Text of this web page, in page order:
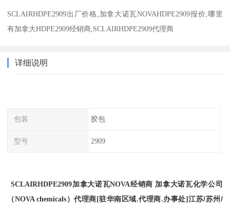
SCLAIRHDPE2909出厂价格,加拿大诺瓦NOVAHDPE2909报价,哪里
有加拿大HDPE2909经销商,SCLAIRHDPE2909代理商
详细说明
包装 胶包
型号 2909
SCLAIRHDPE2909加拿大诺瓦NOVA经销商 加拿大诺瓦化学公司
（NOVA chemicals ）代理商 [驻华南区域.代理商.办事处] 江苏/苏州/